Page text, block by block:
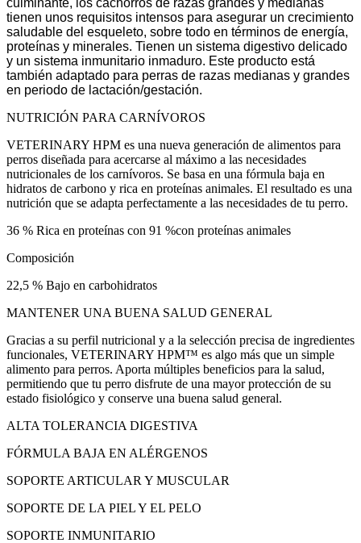
tienen unos requisitos intensos para asegurar un crecimiento
saludable del esqueleto, sobre todo en términos de energía,
proteínas y minerales. Tienen un sistema digestivo delicado
y un sistema inmunitario inmaduro. Este producto está
también adaptado para perras de razas medianas y grandes
en periodo de lactación/gestación.
NUTRICIÓN PARA CARNÍVOROS
VETERINARY HPM es una nueva generación de alimentos para
perros diseñada para acercarse al máximo a las necesidades
nutricionales de los carnívoros. Se basa en una fórmula baja en
hidratos de carbono y rica en proteínas animales. El resultado es una
nutrición que se adapta perfectamente a las necesidades de tu perro.
36 % Rica en proteínas con 91 %con proteínas animales
Composición
22,5 % Bajo en carbohidratos
MANTENER UNA BUENA SALUD GENERAL
Gracias a su perfil nutricional y a la selección precisa de ingredientes
funcionales, VETERINARY HPM™ es algo más que un simple
alimento para perros. Aporta múltiples beneficios para la salud,
permitiendo que tu perro disfrute de una mayor protección de su
estado fisiológico y conserve una buena salud general.
ALTA TOLERANCIA DIGESTIVA
FÓRMULA BAJA EN ALÉRGENOS
SOPORTE ARTICULAR Y MUSCULAR
SOPORTE DE LA PIEL Y EL PELO
SOPORTE INMUNITARIO